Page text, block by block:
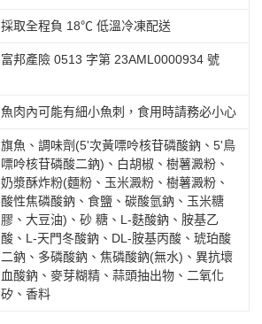
採取全程負 18℃ 低溫冷凍配送
富邦產險 0513 字第 23AML0000934 號
魚肉內可能有細小魚刺，食用時請務必小心
旗魚、調味劑(5'次黃嘌呤核苷磷酸鈉、5'鳥
嘌呤核苷磷酸二鈉)、白胡椒、樹薯澱粉、
奶漿酥炸粉(麵粉、玉米澱粉、樹薯澱粉、
酸性焦磷酸鈉、食鹽、碳酸氫鈉、玉米糖
膠、大豆油)、砂 糖、L-麩酸鈉、胺基乙
酸、L-天門冬酸鈉、DL-胺基丙酸、琥珀酸
二鈉、多磷酸鈉、焦磷酸鈉(無水)、異抗壞
血酸鈉、麥芽糊精、蒜頭抽出物、二氧化
矽、香料